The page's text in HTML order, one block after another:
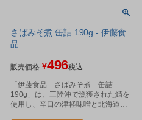
さばみそ煮 缶詰 190g - 伊藤食
品
販売価格 ¥496税込
「伊藤食品 さばみそ煮 缶詰
190g」は、三陸沖で漁獲された鯖を
使用し、辛口の津軽味噌と北海道産